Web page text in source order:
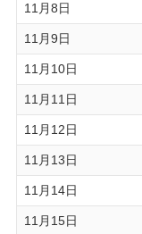
11月8日
11月9日
11月10日
11月11日
11月12日
11月13日
11月14日
11月15日